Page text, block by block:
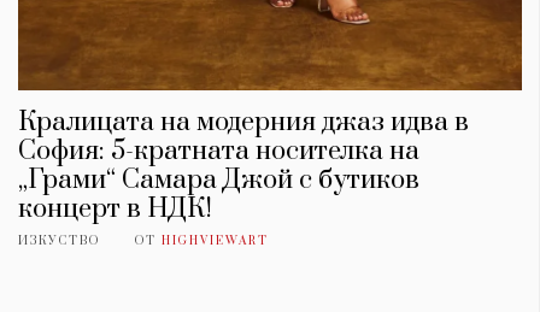
Кралицата на модерния джаз идва в
София: 5-кратната носителка на
„Грами“ Самара Джой с бутиков
концерт в НДК!
ИЗКУСТВО ОТ HIGHVIEWART